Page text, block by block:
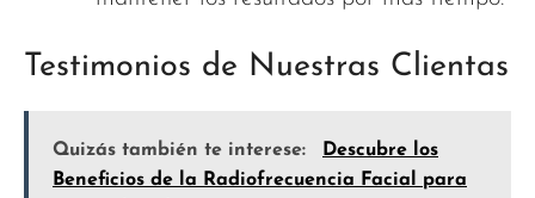
Testimonios de Nuestras Clientas
Quizás también te interese:
Descubre los
Beneficios de la Radiofrecuencia Facial para